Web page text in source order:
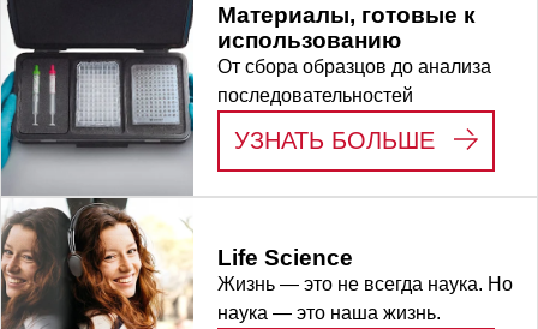
Материалы, готовые к
использованию
От сбора образцов до анализа
последовательностей
УЗНАТЬ БОЛЬШЕ
Life Science
Жизнь — это не всегда наука. Но
наука — это наша жизнь.